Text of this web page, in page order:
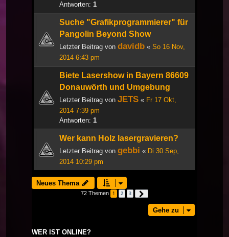
Antworten: 1
Suche "Grafikprogrammierer" für
Pangolin Beyond Show
Letzter Beitrag von davidb « So 16 Nov,
2014 6:43 pm
Biete Lasershow in Bayern 86609
Donauwörth und Umgebung
Letzter Beitrag von JETS « Fr 17 Okt,
2014 7:39 pm
Antworten: 1
Wer kann Holz lasergravieren?
Letzter Beitrag von gebbi « Di 30 Sep,
2014 10:29 pm
Neues Thema
72 Themen 1 2 3
Gehe zu
WER IST ONLINE?